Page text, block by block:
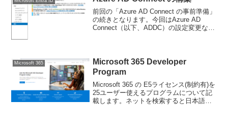
前回の「Azure AD Connect の事前準備」
の続きとなります。今回はAzure AD
Connect（以下、ADDC）の設定変更など
Microsoft 365
Microsoft 365 Developer
Program
Microsoft 365 の E5ライセンス(制約有)を
25ユーザー使えるプログラムについて記
載します。ネットを検索すると日本語の